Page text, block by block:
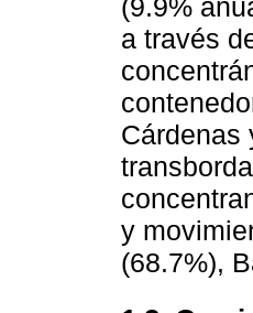
(9.9%
a través
Cárdenas
y
(68.7%),